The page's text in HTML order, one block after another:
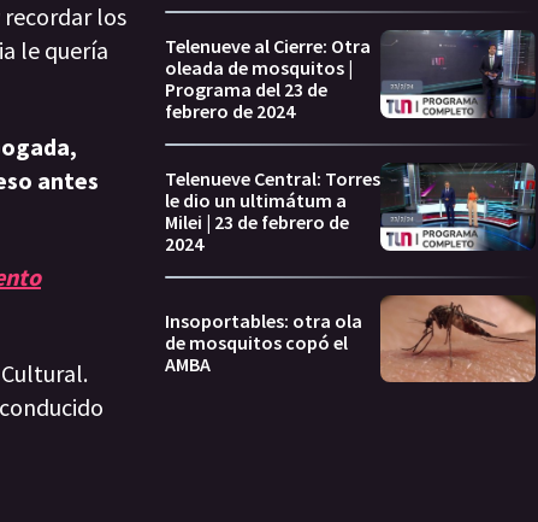
los
le quería
antes
Telenueve al Cierre: Otra
oleada de mosquitos |
Programa del 23 de
febrero de 2024
Telenueve Central: Torres
le dio un ultimátum a
Milei | 23 de febrero de
2024
Insoportables: otra ola
de mosquitos copó el
AMBA